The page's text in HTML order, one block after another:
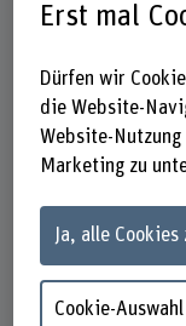
Steckbrief
Erst mal
Dürfen wir
die Website-
Website-Nutzung
Marketing zu
Ja, alle Cookies
Cookie-